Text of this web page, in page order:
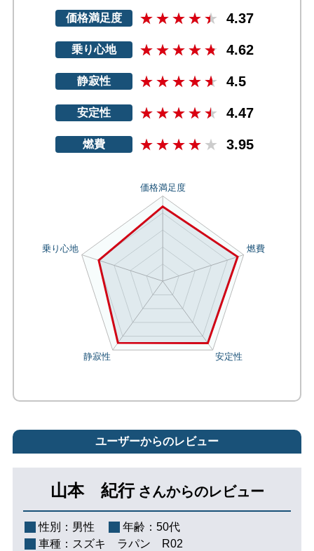
価格満足度 4.37
乗り心地 4.62
静寂性 4.5
安定性 4.47
燃費 3.95
ユーザーからのレビュー
山本 紀行 さんからのレビュー
性別： 男性 年齢： 50代
車種： スズキ ラパン R02